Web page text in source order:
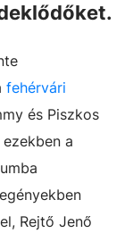
fehérvári
és Piszkos
a
Rejtő Jenő